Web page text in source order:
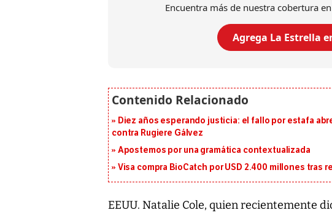
Encuentra más de nuestra cobertura
Agrega La Estrella
Diez años esperando justicia: el fallo por estafa
contra Rugiere Gálvez
Apostemos por una gramática contextualizada
Visa compra BioCatch por USD 2.400 millones tras
EEUU. Natalie Cole, quien recientemente